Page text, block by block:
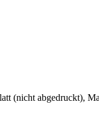
(nicht abgedruckt),